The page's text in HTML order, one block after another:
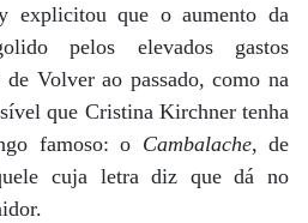
explicitou que o aumento da
pelos elevados gastos
Volver ao passado, como na
que Cristina Kirchner tenha
famoso: o Cambalache, de
cuja letra diz que dá no